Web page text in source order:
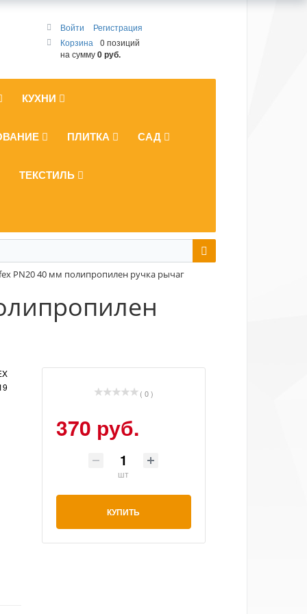
Войти
Регистрация
Корзина
0 позиций
на сумму0 руб.
КУХНИ
ПЛИТКА САД
ТЕКСТИЛЬ
PN20 40 мм полипропилен ручка рычаг
( 0 )
370 руб.
шт
КУПИТЬ